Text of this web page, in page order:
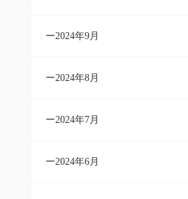
2024年9月
2024年8月
2024年7月
2024年6月